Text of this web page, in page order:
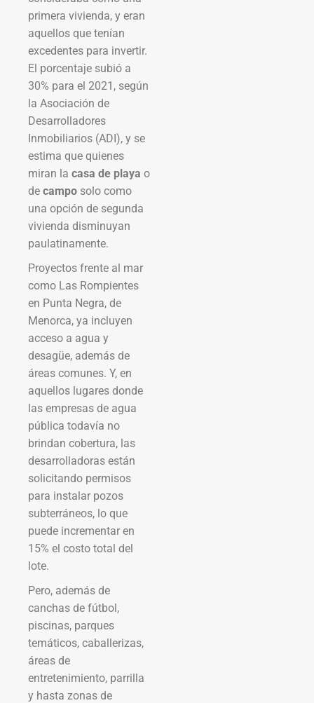
primera vivienda, y eran
aquellos que tenían
excedentes para invertir.
El porcentaje subió a
30% para el 2021, según
la Asociación de
Desarrolladores
Inmobiliarios (ADI), y se
estima que quienes
miran la casa de playa o
de campo solo como
una opción de segunda
vivienda disminuyan
paulatinamente.
Proyectos frente al mar
como Las Rompientes
en Punta Negra, de
Menorca, ya incluyen
acceso a agua y
desagüe, además de
áreas comunes. Y, en
aquellos lugares donde
las empresas de agua
pública todavía no
brindan cobertura, las
desarrolladoras están
solicitando permisos
para instalar pozos
subterráneos, lo que
puede incrementar en
15% el costo total del
lote.
Pero, además de
canchas de fútbol,
piscinas, parques
temáticos, caballerizas,
áreas de
entretenimiento, parrilla
y hasta zonas de